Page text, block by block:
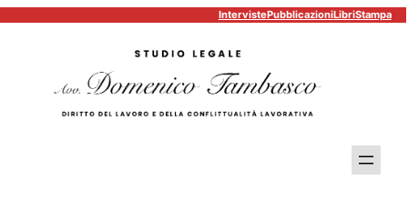
Vai
IntervistePubblicazioniLibriStampa